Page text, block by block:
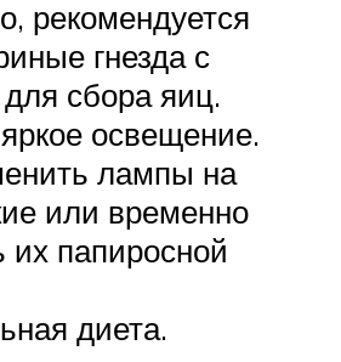
рекомендуется
гнезда с
сбора яиц.
освещение.
лампы на
или временно
их папиросной
диета.